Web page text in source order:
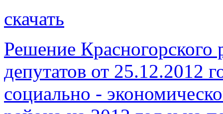
скачать
Решение
депутатов от 25.12.2012
социально -